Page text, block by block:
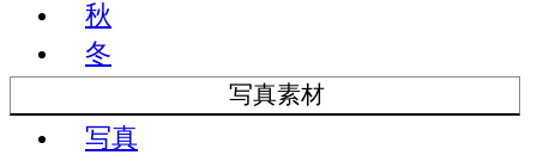
秋
冬
写真素材
写真